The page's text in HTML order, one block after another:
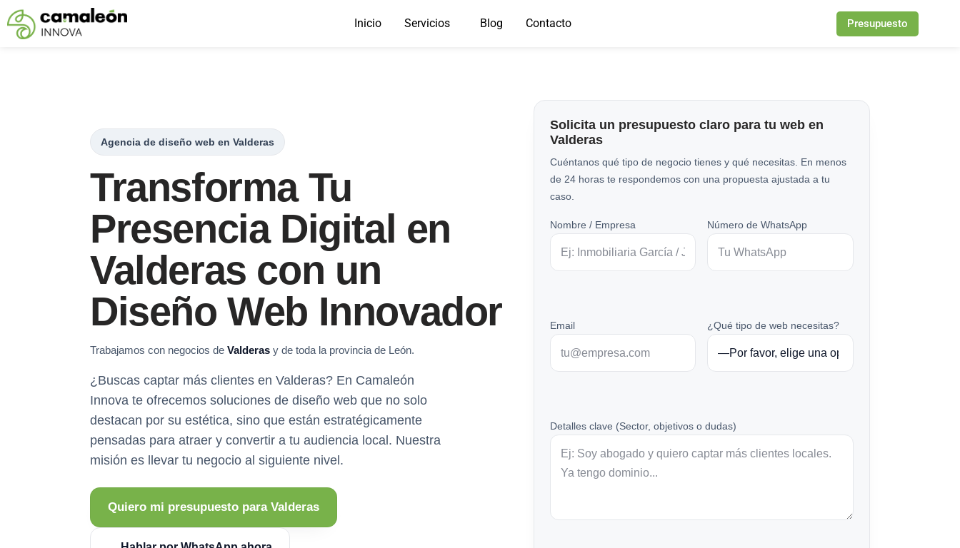
Saltar
Inicio Servicios Blog Contacto Presupuesto
Agencia de diseño web en Valderas
Transforma Tu
Presencia Digital en
Valderas con un
Diseño Web Innovador
Trabajamos con negocios de Valderas y de toda la provincia de León.
¿Buscas captar más clientes en Valderas? En Camaleón
Innova te ofrecemos soluciones de diseño web que no solo
destacan por su estética, sino que están estratégicamente
pensadas para atraer y convertir a tu audiencia local. Nuestra
misión es llevar tu negocio al siguiente nivel.
Quiero mi presupuesto para Valderas
Solicita un presupuesto claro para tu web en
Valderas
Cuéntanos qué tipo de negocio tienes y qué necesitas. En menos
de 24 horas te respondemos con una propuesta ajustada a tu
caso.
Nombre / Empresa Número de WhatsApp
Email ¿Qué tipo de web necesitas?
Detalles clave (Sector, objetivos o dudas)